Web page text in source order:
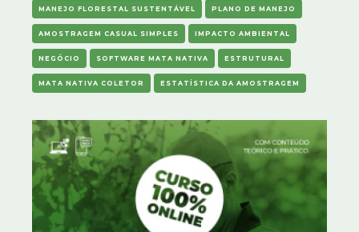
MANEJO FLORESTAL SUSTENTÁVEL PLANO DE MANEJO
AMOSTRAGEM CASUAL SIMPLES IMPACTO AMBIENTAL
NEGÓCIO SOFTWARE MATA NATIVA ESTRUTURAL
MATA NATIVA COLETOR ESTATÍSTICA DA AMOSTRAGEM